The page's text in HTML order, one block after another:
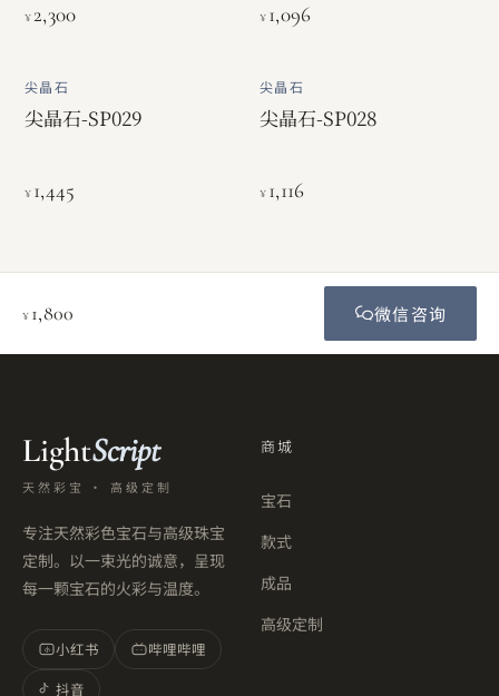
¥2,300 ¥1,096
尖晶石
尖晶石-SP029
¥1,445
尖晶石
尖晶石-SP028
¥1,116
¥1,800 微信咨询
LightScript
天然彩宝 · 高级定制
专注天然彩色宝石与高级珠宝
定制。以一束光的诚意，呈现
每一颗宝石的火彩与温度。
小 小红书
哔哩哔哩
抖音
商城
宝石
款式
成品
高级定制